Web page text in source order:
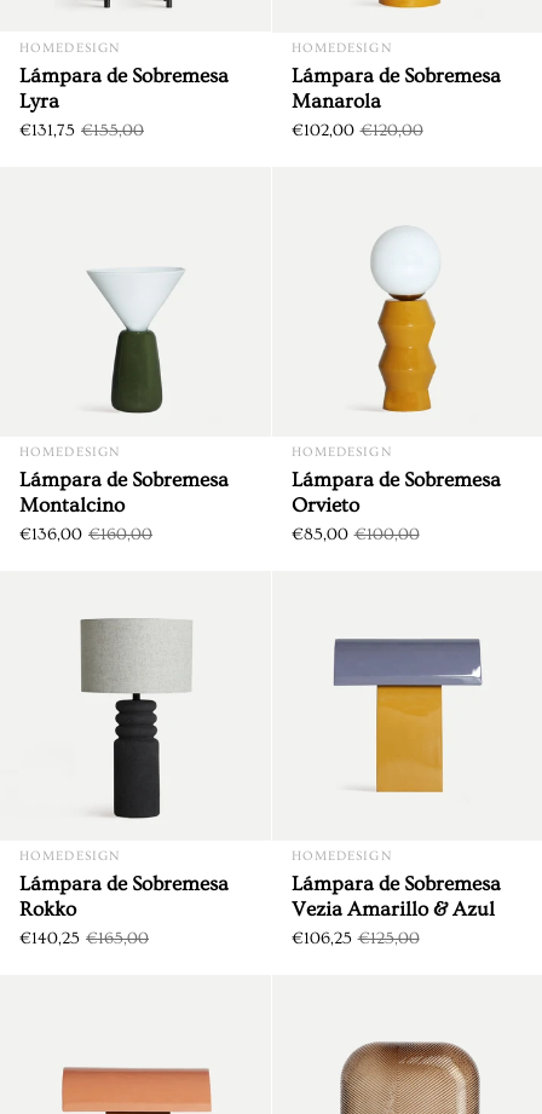
HOMEDESIGN
Lámpara de Sobremesa
Lyra
€131,75 €155,00
HOMEDESIGN
Lámpara de Sobremesa
Manarola
€102,00 €120,00
HOMEDESIGN
Lámpara de Sobremesa
Montalcino
€136,00 €160,00
HOMEDESIGN
Lámpara de Sobremesa
Orvieto
€85,00 €100,00
HOMEDESIGN
Lámpara de Sobremesa
Rokko
€140,25 €165,00
HOMEDESIGN
Lámpara de Sobremesa
Vezia Amarillo & Azul
€106,25 €125,00